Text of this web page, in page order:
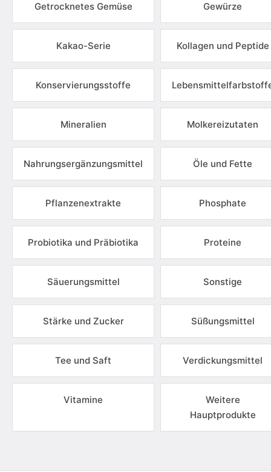
Getrocknetes Gemüse Gewürze
Kakao-Serie Kollagen und Peptide
Konservierungsstoffe
Mineralien Molkereizutaten
Nahrungsergänzungsmittel Öle und Fette
Pflanzenextrakte Phosphate
Probiotika und Präbiotika Proteine
Säuerungsmittel Sonstige
Stärke und Zucker Süßungsmittel
Tee und Saft Verdickungsmittel
Vitamine
Weitere
Hauptprodukte